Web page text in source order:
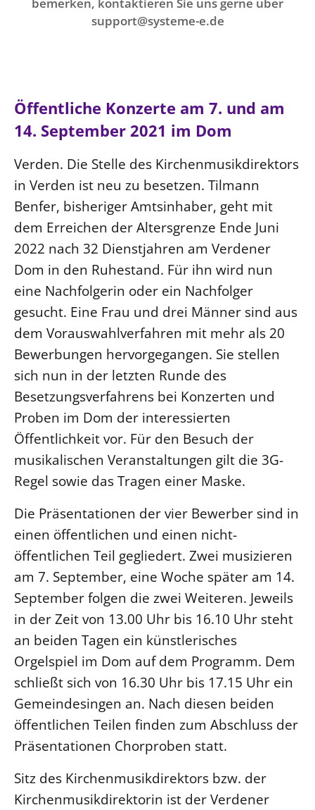
support@systeme-e.de
Öffentliche Konzerte am 7. und am
14. September 2021 im Dom
Verden. Die Stelle des Kirchenmusikdirektors
in Verden ist neu zu besetzen. Tilmann
Benfer, bisheriger Amtsinhaber, geht mit
dem Erreichen der Altersgrenze Ende Juni
2022 nach 32 Dienstjahren am Verdener
Dom in den Ruhestand. Für ihn wird nun
eine Nachfolgerin oder ein Nachfolger
gesucht. Eine Frau und drei Männer sind aus
dem Vorauswahlverfahren mit mehr als 20
Bewerbungen hervorgegangen. Sie stellen
sich nun in der letzten Runde des
Besetzungsverfahrens bei Konzerten und
Proben im Dom der interessierten
Öffentlichkeit vor. Für den Besuch der
musikalischen Veranstaltungen gilt die 3G-
Regel sowie das Tragen einer Maske.
Die Präsentationen der vier Bewerber sind in
einen öffentlichen und einen nicht-
öffentlichen Teil gegliedert. Zwei musizieren
am 7. September, eine Woche später am 14.
September folgen die zwei Weiteren. Jeweils
in der Zeit von 13.00 Uhr bis 16.10 Uhr steht
an beiden Tagen ein künstlerisches
Orgelspiel im Dom auf dem Programm. Dem
schließt sich von 16.30 Uhr bis 17.15 Uhr ein
Gemeindesingen an. Nach diesen beiden
öffentlichen Teilen finden zum Abschluss der
Präsentationen Chorproben statt.
Sitz des Kirchenmusikdirektors bzw. der
Kirchenmusikdirektorin ist der Verdener
Kirche und Finanzen
Willkommen
Kollegium
Rechnungsprüfungsamt
Fachstelle Sexualisierte Gewalt
Beschwerdestellen
Gleichstellung
Datenschutz
Geschäftsstelle Landessynode
27. Landessynode
Hintergrund
MITARBEIT
Ehrenamt
Beruf
Freie Stellen
BIBLIOTHEK & ARCHIV
SERVICE
Älterwerden im Pfarrberuf
Beschwerdestellen
Ephoralbüro
Finanzplanung
Fundraising
IT-Service
Interventionsplan
Evangelische Kirche
Ökumene
Religionen
Gegen Gewalt
Erneuerbare Energien
Mobilität
Naturschutz
Gebäude
Impressum
Presse
Freie Stellen
Service für Gemeinden
Suche